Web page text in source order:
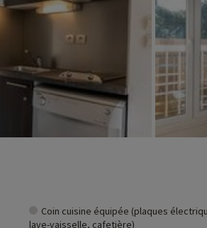
Coin cuisine équipée (plaques
lave-vaisselle, cafetière)